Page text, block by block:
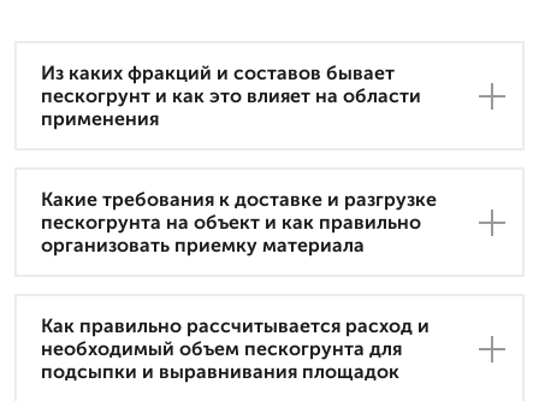
Из каких фракций и составов бывает
пескогрунт и как это влияет на области
применения
Какие требования к доставке и разгрузке
пескогрунта на объект и как правильно
организовать приемку материала
Как правильно рассчитывается расход и
необходимый объем пескогрунта для
подсыпки и выравнивания площадок